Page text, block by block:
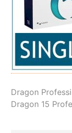
Dragon
Dragon 15